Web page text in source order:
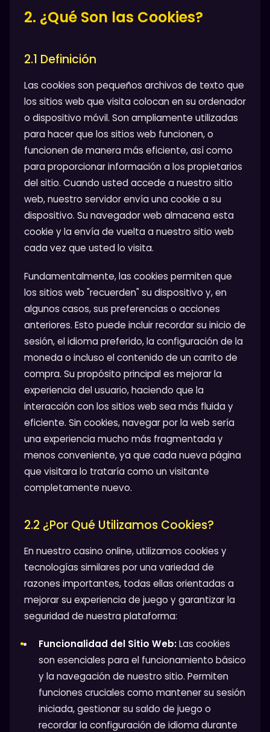
2. ¿Qué Son las Cookies?
2.1 Definición
Las cookies son pequeños archivos de texto que
los sitios web que visita colocan en su ordenador
o dispositivo móvil. Son ampliamente utilizadas
para hacer que los sitios web funcionen, o
funcionen de manera más eficiente, así como
para proporcionar información a los propietarios
del sitio. Cuando usted accede a nuestro sitio
web, nuestro servidor envía una cookie a su
dispositivo. Su navegador web almacena esta
cookie y la envía de vuelta a nuestro sitio web
cada vez que usted lo visita.
Fundamentalmente, las cookies permiten que
los sitios web "recuerden" su dispositivo y, en
algunos casos, sus preferencias o acciones
anteriores. Esto puede incluir recordar su inicio de
sesión, el idioma preferido, la configuración de la
moneda o incluso el contenido de un carrito de
compra. Su propósito principal es mejorar la
experiencia del usuario, haciendo que la
interacción con los sitios web sea más fluida y
eficiente. Sin cookies, navegar por la web sería
una experiencia mucho más fragmentada y
menos conveniente, ya que cada nueva página
que visitara lo trataría como un visitante
completamente nuevo.
2.2 ¿Por Qué Utilizamos Cookies?
En nuestro casino online, utilizamos cookies y
tecnologías similares por una variedad de
razones importantes, todas ellas orientadas a
mejorar su experiencia de juego y garantizar la
seguridad de nuestra plataforma:
Funcionalidad del Sitio Web:Las cookies
son esenciales para el funcionamiento básico
y la navegación de nuestro sitio. Permiten
funciones cruciales como mantener su sesión
iniciada, gestionar su saldo de juego o
recordar la configuración de idioma durante